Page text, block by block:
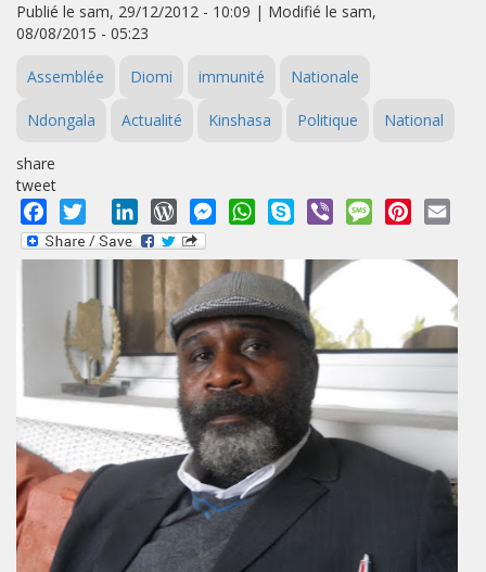
Publié le sam, 29/12/2012 - 10:09 | Modifié le sam,
08/08/2015 - 05:23
Assemblée Diomi immunité Nationale
Ndongala Actualité Kinshasa Politique National
share
tweet
Facebook
Twitter LinkedInWordPressMessengerWhatsApp
Skype Viber MessagePinterest